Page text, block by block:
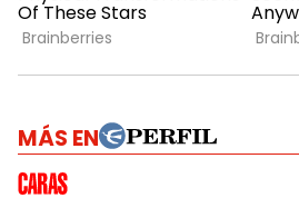
MÁS EN